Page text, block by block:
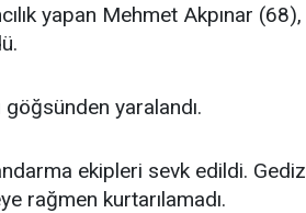
yapan Mehmet Akpınar (68),
yaralandı.
ekipleri sevk edildi. Gediz
rağmen kurtarılamadı.